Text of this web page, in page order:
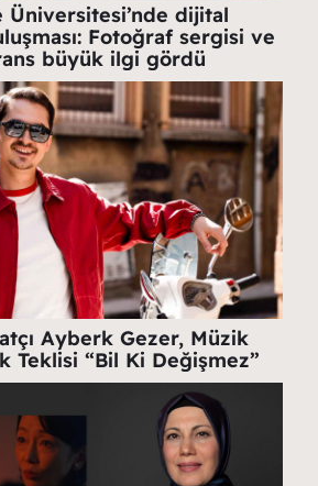
Üniversitesi’nde dijital
Fotoğraf sergisi ve
büyük ilgi gördü
Ayberk Gezer, Müzik
Teklisi “Bil Ki Değişmez”